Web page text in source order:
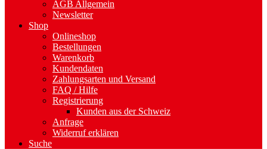
AGB Allgemein
Newsletter
Shop
Onlineshop
Bestellungen
Warenkorb
Kundendaten
Zahlungsarten und Versand
FAQ / Hilfe
Registrierung
Kunden aus der Schweiz
Anfrage
Widerruf erklären
Suche